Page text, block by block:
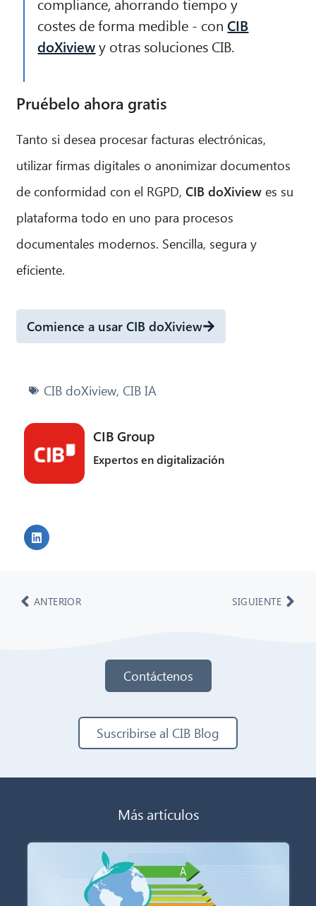
costes de forma medible - conCIB
doXiviewy otras soluciones CIB.
Pruébelo ahora gratis
Tanto si desea procesar facturas electrónicas,
utilizar firmas digitales o anonimizar documentos
de conformidad con el RGPD,CIB doXiview es su
plataforma todo en uno para procesos
documentales modernos. Sencilla, segura y
eficiente.
Comience a usar CIB doXiview
CIB doXiview, CIB IA
CIB Group
Expertos en digitalización
ANTERIOR SIGUIENTE
Contáctenos
Suscribirse al CIB Blog
Más artículos